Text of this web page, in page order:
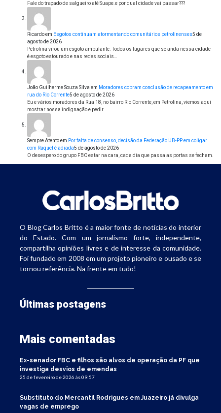
Fale do traçado de salgueiro até Suape.e por qual cidade vai passar???
Ricardoem Esgotos continuam atormentando comunitários petrolinenses5 de
agosto de 2026
Petrolina virou um esgoto ambulante. Todos os lugares que se anda nessa cidade
é esgoto estourado e nas redes sociais…
João Guilherme Souza Silva em Moradores cobram conclusão de recapeamento em
rua do Rio Corrente5 de agosto de 2026
Eu e vários moradores da Rua 18, no bairro Rio Corrente, em Petrolina, viemos aqui
mostrar nossa indignação e pedir…
Sempre Atentoem Por falta de consenso, decisão da Federação UB-PP em coligar
com Raquel é adiada5 de agosto de 2026
O desespero do grupo FBC estar na cara, cada dia que passa as portas se fecham.
O Blog Carlos Britto é a maior fonte de notícias do interior
do Estado. Com um jornalismo forte, independente,
compartilha opiniões livres e de interesse da comunidade.
Foi fundado em 2008 em um projeto pioneiro e ousado e se
tornou referência. Na frente em tudo!
Últimas postagens
Mais comentadas
Ex-senador FBC e filhos são alvos de operação da PF que
investiga desvios de emendas
25 de fevereiro de 2026 às 09:57
Substituto do Mercantil Rodrigues em Juazeiro já divulga
vagas de emprego